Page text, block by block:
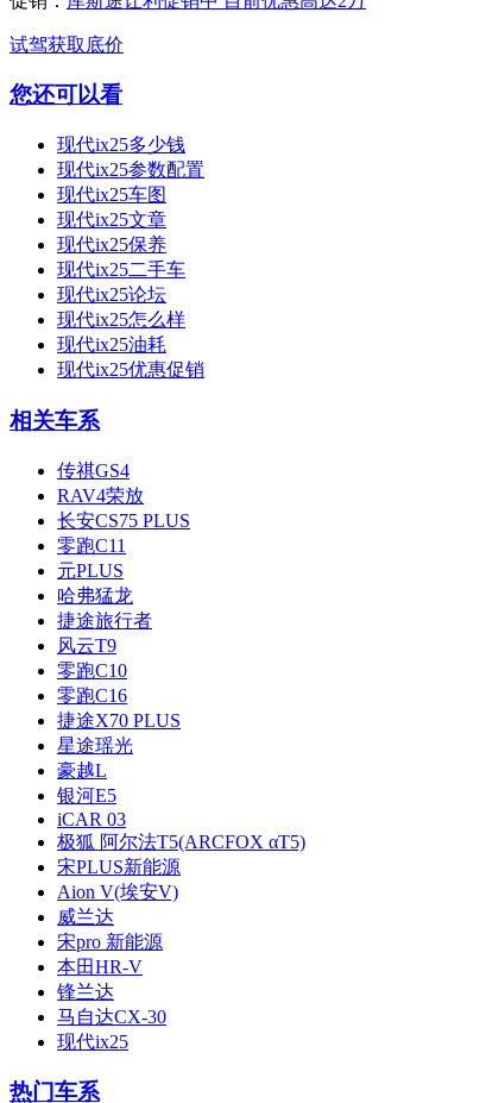
试驾获取底价
您还可以看
现代ix25多少钱
现代ix25参数配置
现代ix25车图
现代ix25文章
现代ix25保养
现代ix25二手车
现代ix25论坛
现代ix25怎么样
现代ix25油耗
现代ix25优惠促销
相关车系
传祺GS4
RAV4荣放
长安CS75 PLUS
零跑C11
元PLUS
哈弗猛龙
捷途旅行者
风云T9
零跑C10
零跑C16
捷途X70 PLUS
星途瑶光
豪越L
银河E5
iCAR 03
极狐 阿尔法T5(ARCFOX αT5)
宋PLUS新能源
Aion V(埃安V)
威兰达
宋pro 新能源
本田HR-V
锋兰达
马自达CX-30
现代ix25
热门车系